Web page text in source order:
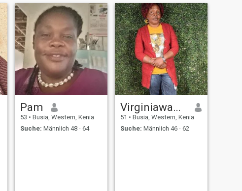
Pam
53 • Busia, Western, Kenia
Suche: Männlich 48 - 64
Virginiawaweru
51 • Busia, Western, Kenia
Suche: Männlich 46 - 62